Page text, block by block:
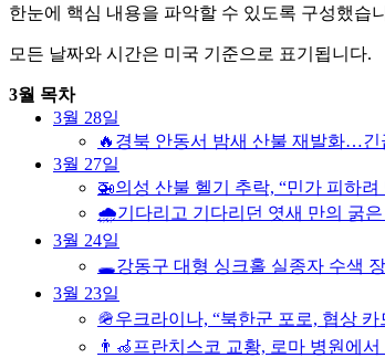
한눈에 핵심 내용을 파악할 수 있도록 구성했습
모든 날짜와 시간은 미국 기준으로 표기됩니다.
3월 목차
3월 28일
🔥경북 안동서 밤새 산불 재발화…긴
3월 27일
🚁의성 산불 헬기 추락, “민가 피하
🌧️기다리고 기다리던 엿새 만의 굵은
3월 24일
🕳️강동구 대형 싱크홀 실종자 수색
3월 23일
🪖우크라이나, “북한군 포로, 협상
👨‍🦽프란치스코 교황, 로마 병원에서